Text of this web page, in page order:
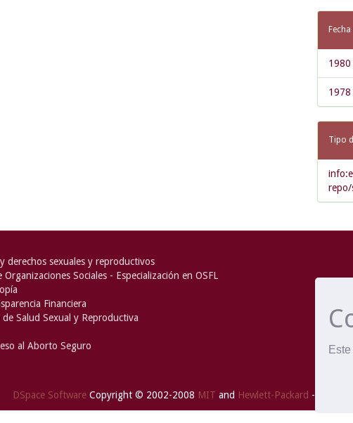
1980
1978
Tipo
repo/
derechos sexuales y reproductivos
Sociales - Especialización en OSFL
Financiera
Salud Sexual y Reproductiva
al Aborto Seguro
DSpace Software Copyright © 2002-2008 MIT and Hewlett-Packard -